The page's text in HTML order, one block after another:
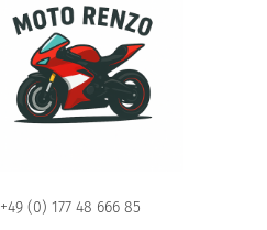
+49 (0) 177 48 666 85